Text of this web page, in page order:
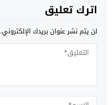
اترك تعليق
لن يتم نشر عنوان بريدك الإلكتروني.